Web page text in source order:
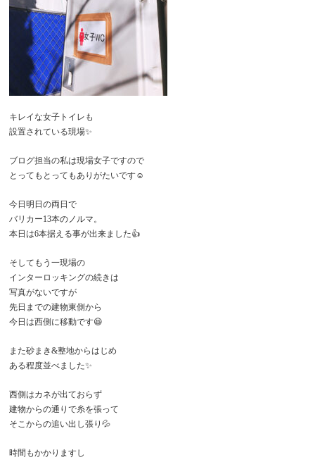
キレイな女子トイレも
設置されている現場✨
ブログ担当の私は現場女子ですので
とってもとってもありがたいです☺️
今日明日の両日で
バリカー13本のノルマ。
本日は6本据える事が出来ました👍
そしてもう一現場の
インターロッキングの続きは
写真がないですが
先日までの建物東側から
今日は西側に移動です😆
また砂まき&整地からはじめ
ある程度並べました✨
西側はカネが出ておらず
建物からの通りで糸を張って
そこからの追い出し張り💦
時間もかかりますし